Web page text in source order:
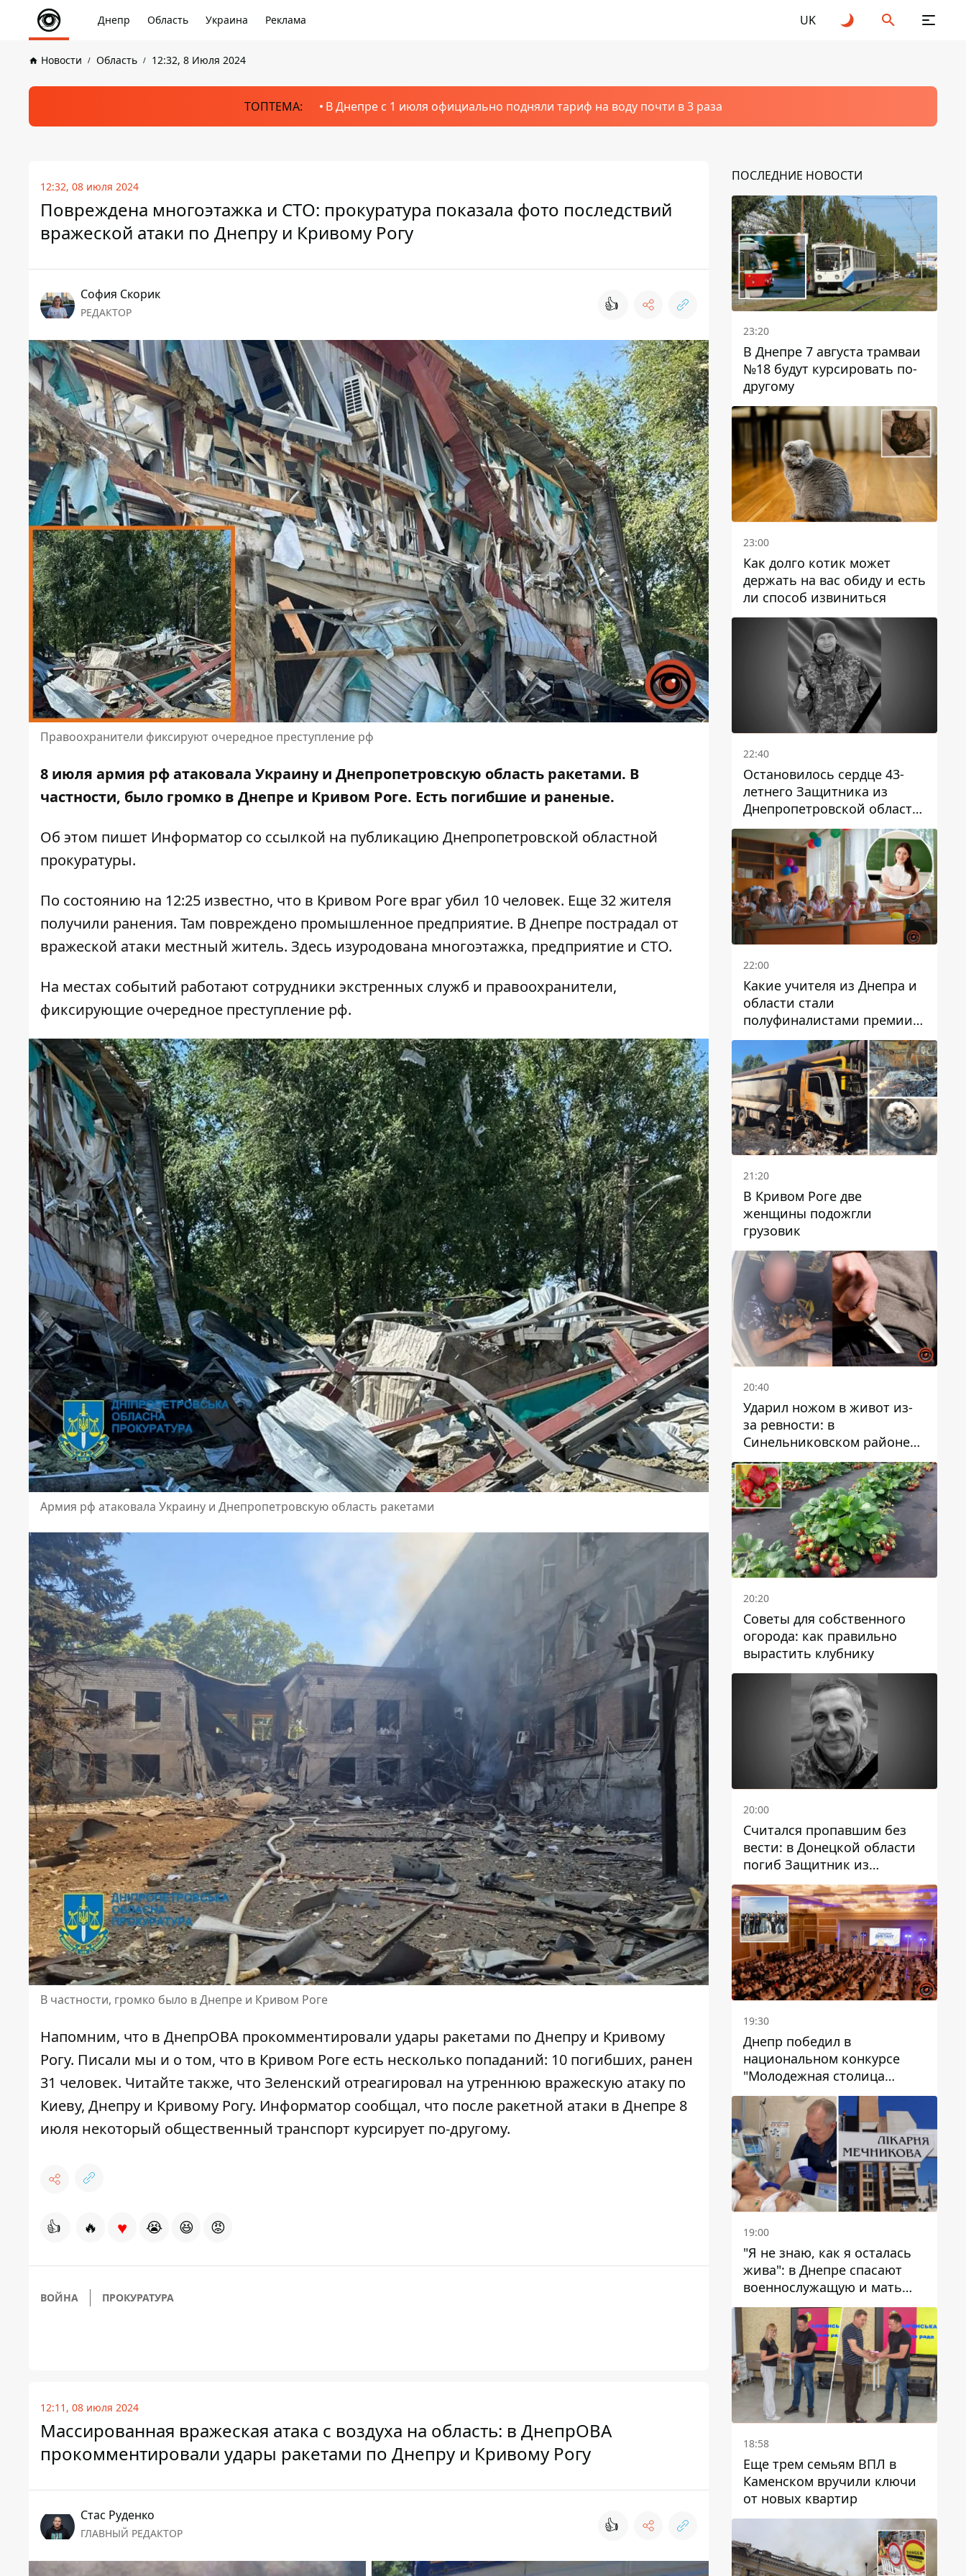
Днепр Область Украина Реклама UK
Новости Область 12:32, 8 Июля 2024
ТОПТЕМА: В Днепре с 1 июля официально подняли тариф на воду почти в 3 раза
12:32, 08 июля 2024
Повреждена многоэтажка и СТО: прокуратура показала фото последствий
вражеской атаки по Днепру и Кривому Рогу
София Скорик
РЕДАКТОР 👍
Правоохранители фиксируют очередное преступление рф
8 июля армия рф атаковала Украину и Днепропетровскую область ракетами. В
частности, было громко в Днепре и Кривом Роге. Есть погибшие и раненые.
Об этом пишет Информатор со ссылкой на публикацию Днепропетровской областной
прокуратуры.
По состоянию на 12:25 известно, что в Кривом Роге враг убил 10 человек. Еще 32 жителя
получили ранения. Там повреждено промышленное предприятие. В Днепре пострадал от
вражеской атаки местный житель. Здесь изуродована многоэтажка, предприятие и СТО.
На местах событий работают сотрудники экстренных служб и правоохранители,
фиксирующие очередное преступление рф.
Армия рф атаковала Украину и Днепропетровскую область ракетами
В частности, громко было в Днепре и Кривом Роге
Напомним, что в ДнепрОВА прокомментировали удары ракетами по Днепру и Кривому
Рогу. Писали мы и о том, что в Кривом Роге есть несколько попаданий: 10 погибших, ранен
31 человек. Читайте также, что Зеленский отреагировал на утреннюю вражескую атаку по
Киеву, Днепру и Кривому Рогу. Информатор сообщал, что после ракетной атаки в Днепре 8
июля некоторый общественный транспорт курсирует по-другому.
👍 🔥 ♥ 😭 😆 😡
ВОЙНА ПРОКУРАТУРА
12:11, 08 июля 2024
Массированная вражеская атака с воздуха на область: в ДнепрОВА
прокомментировали удары ракетами по Днепру и Кривому Рогу
Стаc Руденко
ГЛАВНЫЙ РЕДАКТОР 👍
ПОСЛЕДНИЕ НОВОСТИ
23:20
В Днепре 7 августа трамваи
№18 будут курсировать по-
другому
23:00
Как долго котик может
держать на вас обиду и есть
ли способ извиниться
22:40
Остановилось сердце 43-
летнего Защитника из
Днепропетровской области
Евгения Зинченко
22:00
Какие учителя из Днепра и
области стали
полуфиналистами премии
Global Teacher Prize Ukraine
2026
21:20
В Кривом Роге две
женщины подожгли
грузовик
20:40
Ударил ножом в живот из-
за ревности: в
Синельниковском районе
задержали 49-летнего
мужчину за убийство
20:20
Советы для собственного
огорода: как правильно
вырастить клубнику
20:00
Считался пропавшим без
вести: в Донецкой области
погиб Защитник из
Каменского Антон
Красовский
19:30
Днепр победил в
национальном конкурсе
"Молодежная столица
Украины – 2026"
19:00
"Я не знаю, как я осталась
жива": в Днепре спасают
военнослужащую и мать
четверых детей, которую
ранил КАБ
18:58
Еще трем семьям ВПЛ в
Каменском вручили ключи
от новых квартир